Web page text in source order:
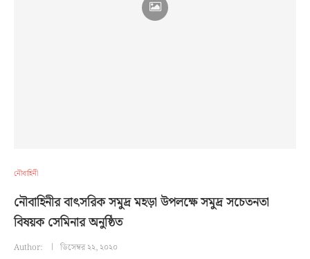
নৌবাহিনী
নৌবাহিনীর বাৎসরিক সমুদ্র মহড়া উপলক্ষে সমুদ্র সচেতনতা
বিষয়ক সেমিনার অনুষ্ঠিত
Author: ডিসেম্বর ২২, ২০২০